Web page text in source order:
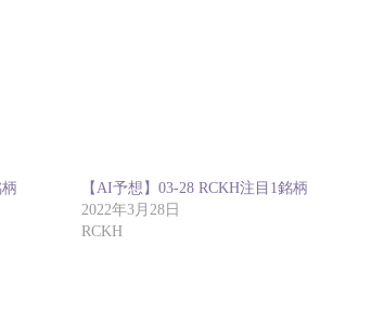
【AI予想】03-28 RCKH注目1銘柄
2022年3月28日
RCKH